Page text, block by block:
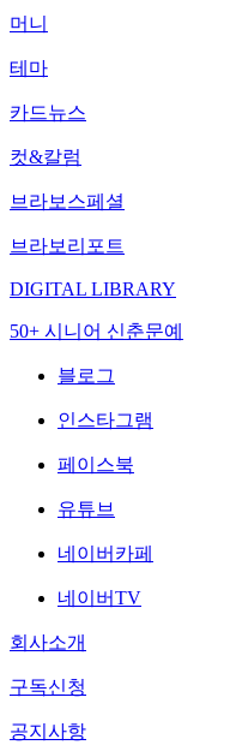
머니
테마
카드뉴스
컷&칼럼
브라보스페셜
브라보리포트
DIGITAL LIBRARY
50+ 시니어 신춘문예
블로그
인스타그램
페이스북
유튜브
네이버카페
네이버TV
회사소개
구독신청
공지사항